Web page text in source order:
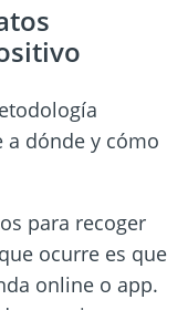
a dónde y cómo
para recoger
ocurre es que
online o app.